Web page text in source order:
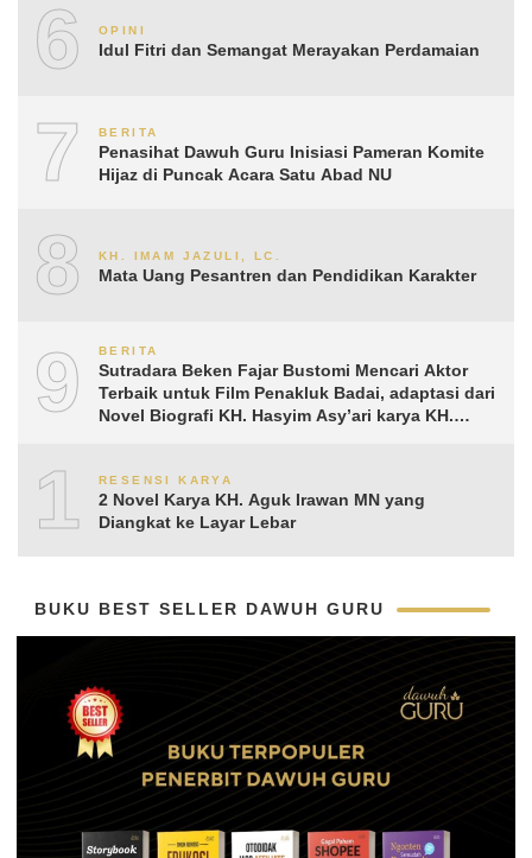
6 OPINI
Idul Fitri dan Semangat Merayakan Perdamaian
7 BERITA
Penasihat Dawuh Guru Inisiasi Pameran Komite
Hijaz di Puncak Acara Satu Abad NU
8 KH. IMAM JAZULI, LC.
Mata Uang Pesantren dan Pendidikan Karakter
9 BERITA
Sutradara Beken Fajar Bustomi Mencari Aktor
Terbaik untuk Film Penakluk Badai, adaptasi dari
Novel Biografi KH. Hasyim Asy’ari karya KH.
10RESENSI KARYA
2 Novel Karya KH. Aguk Irawan MN yang
Diangkat ke Layar Lebar
BUKU BEST SELLER DAWUH GURU